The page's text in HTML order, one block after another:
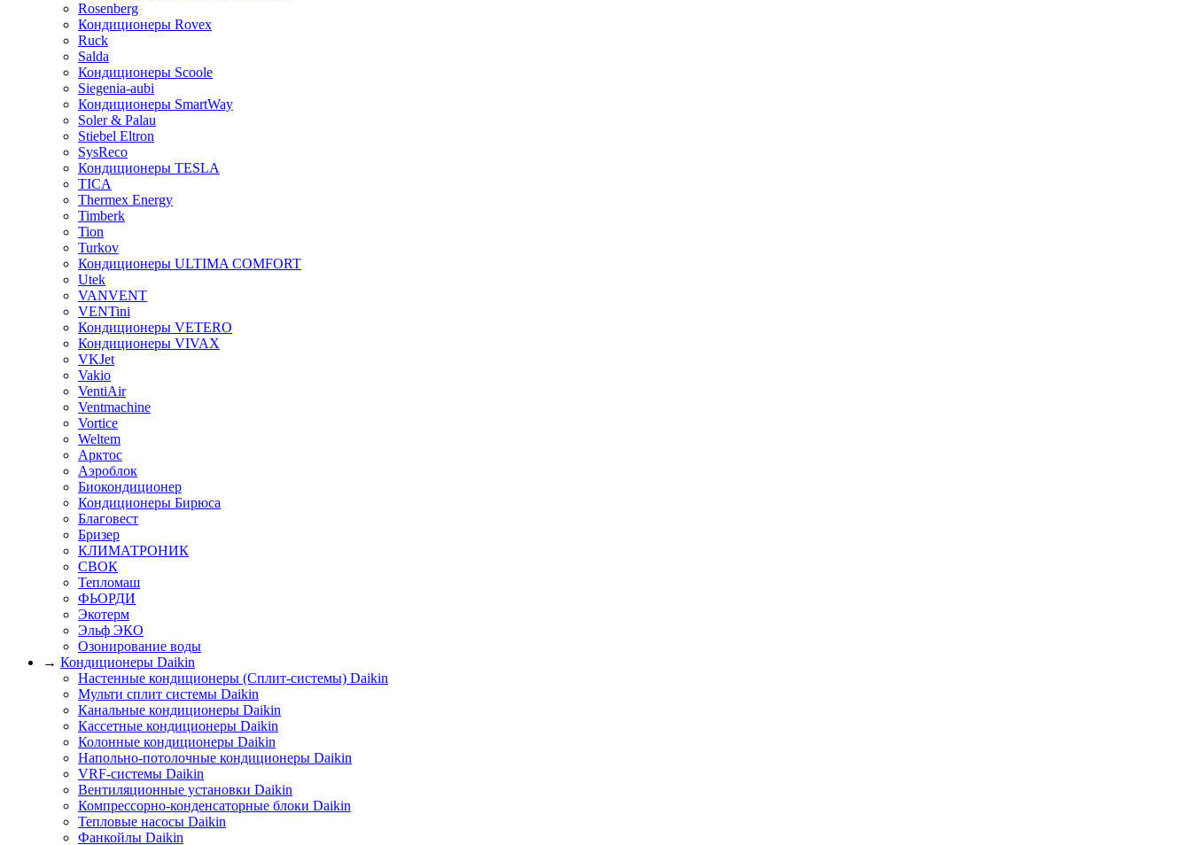
Rosenberg
Кондиционеры Rovex
Ruck
Salda
Кондиционеры Scoole
Siegenia-aubi
Кондиционеры SmartWay
Soler & Palau
Stiebel Eltron
SysReco
Кондиционеры TESLA
TICA
Thermex Energy
Timberk
Tion
Turkov
Кондиционеры ULTIMA COMFORT
Utek
VANVENT
VENTini
Кондиционеры VETERO
Кондиционеры VIVAX
VKJet
Vakio
VentiAir
Ventmachine
Vortice
Weltem
Арктос
Аэроблок
Биокондиционер
Кондиционеры Бирюса
Благовест
Бризер
КЛИМАТРОНИК
СВОК
Тепломаш
ФЬОРДИ
Экотерм
Эльф ЭКО
Озонирование воды
→ Кондиционеры Daikin
Настенные кондиционеры (Сплит-системы) Daikin
Мульти сплит системы Daikin
Канальные кондиционеры Daikin
Кассетные кондиционеры Daikin
Колонные кондиционеры Daikin
Напольно-потолочные кондиционеры Daikin
VRF-системы Daikin
Вентиляционные установки Daikin
Компрессорно-конденсаторные блоки Daikin
Тепловые насосы Daikin
Фанкойлы Daikin